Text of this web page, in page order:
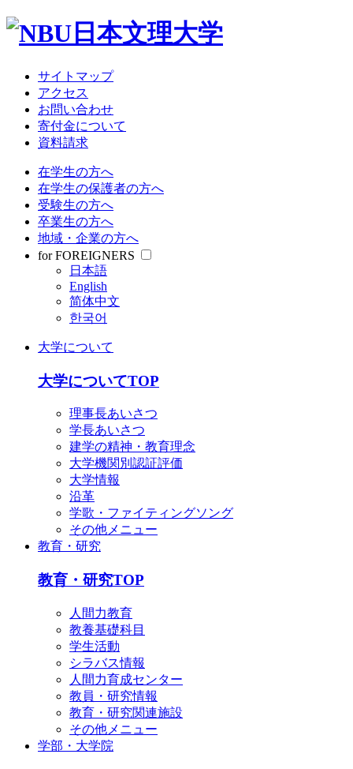
サイトマップ
アクセス
お問い合わせ
寄付金について
資料請求
在学生の方へ
在学生の保護者の方へ
受験生の方へ
卒業生の方へ
地域・企業の方へ
for FOREIGNERS
日本語
English
简体中文
한국어
大学について
大学についてTOP
理事長あいさつ
学長あいさつ
建学の精神・教育理念
大学機関別認証評価
大学情報
沿革
学歌・ファイティングソング
その他メニュー
教育・研究
教育・研究TOP
人間力教育
教養基礎科目
学生活動
シラバス情報
人間力育成センター
教員・研究情報
教育・研究関連施設
その他メニュー
学部・大学院
大学について
教育・研究
受験情報
就職関連
学生生活
サイトマップ
アクセス
お問い合わせ
寄付金について
資料請求
在学生の方へ
在学生の保護者の方へ
受験生の方へ
卒業生の方へ
地域・企業の方へ
日本語
简体中文